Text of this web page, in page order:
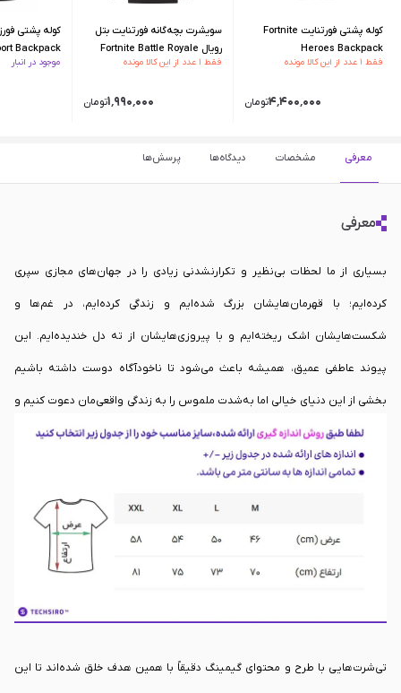
کوله پشتی فورتنایت Fortnite
Heroes Backpack
فقط ۱ عدد از این کالا مونده
۴٬۴۰۰٬۰۰۰تومان
سویشرت بچه‌گانه فورتنایت بتل
رویال Fortnite Battle Royale
Sweatshirt - 128 CM
فقط ۱ عدد از این کالا مونده
۱٬۹۹۰٬۰۰۰تومان
کوله پشتی
Backpack
موجود در انبار
معرفی مشخصات دیدگاه‌ها پرسش‌ها
معرفی
بسیاری از ما لحظات بی‌نظیر و تکرارنشدنی زیادی را در جهان‌های مجازی سپری
کرده‌ایم؛ با قهرمان‌هایشان بزرگ شده‌ایم و زندگی کرده‌ایم، در غم‌ها و
شکست‌هایشان اشک ریخته‌ایم و با پیروزی‌هایشان از ته دل خندیده‌ایم. این
پیوند عاطفی عمیق، همیشه باعث می‌شود تا ناخودآگاه دوست داشته باشیم
بخشی از این دنیای خیالی اما به‌شدت ملموس را به زندگی واقعی‌مان دعوت کنیم و
از داشتن یک نماد فیزیکی از آن خاطرات خاص لذت ببریم. در واقع، ما همیشه به
دنبال راهی هستیم تا هویت و علاقه‌ی خودمان را در دنیای بیرون از مانیتورها نیز
تی‌شرت‌هایی با طرح و محتوای گیمینگ دقیقاً با همین هدف خلق شده‌اند تا این